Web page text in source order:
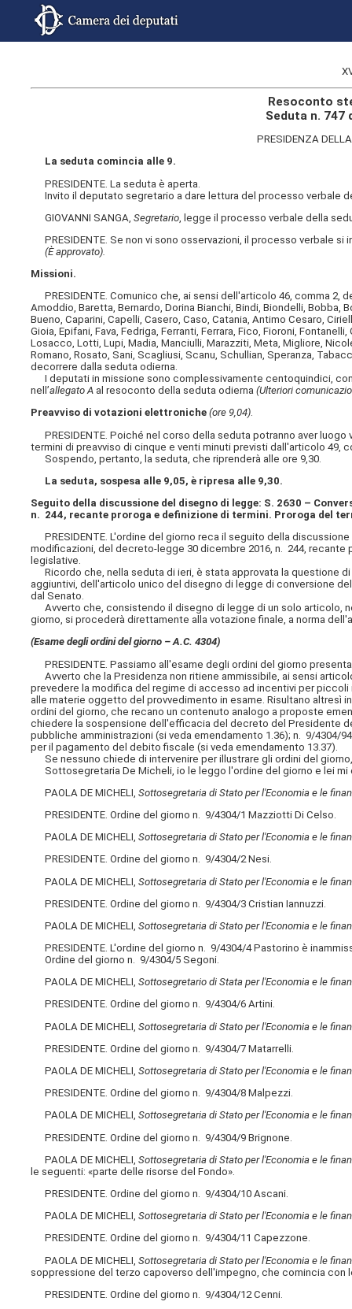
Resoconto
Seduta n. 747
PRESIDENZA
La seduta comincia alle 9.
PRESIDENTE. La seduta è aperta.
Invito il deputato segretario a dare lettura del processo verbale
GIOVANNI SANGA,Segretario , legge il processo verbale della
PRESIDENTE. Se non vi sono osservazioni, il processo verbale si
(È approvato).
Missioni.
PRESIDENTE. Comunico che, ai sensi dell'articolo 46, comma 2,
Amoddio, Baretta, Bernardo, Dorina Bianchi, Bindi, Biondelli,
Bueno, Caparini, Capelli, Casero, Caso, Catania, Antimo Cesaro,
Gioia, Epifani, Fava, Fedriga, Ferranti, Ferrara, Fico, Fioroni,
Losacco, Lotti, Lupi, Madia, Manciulli, Marazziti, Meta, Migliore,
Romano, Rosato, Sani, Scagliusi, Scanu, Schullian, Speranza,
decorrere dalla seduta odierna.
I deputati in missione sono complessivamente centoquindici,
nell’allegato A al resoconto della seduta odierna(Ulteriori
Preavviso di votazioni elettroniche(ore 9,04).
PRESIDENTE. Poiché nel corso della seduta potranno aver
termini di preavviso di cinque e venti minuti previsti dall'articolo 49,
Sospendo, pertanto, la seduta, che riprenderà alle ore 9,30.
La seduta, sospesa alle 9,05, è ripresa alle 9,30.
Seguito della discussione del disegno di legge: S. 2630 –
n. 244, recante proroga e definizione di termini. Proroga del
PRESIDENTE. L'ordine del giorno reca il seguito della
modificazioni, del decreto-legge 30 dicembre 2016, n. 244,
legislative.
Ricordo che, nella seduta di ieri, è stata approvata la questione
aggiuntivi, dell'articolo unico del disegno di legge di conversione
dal Senato.
Avverto che, consistendo il disegno di legge di un solo articolo,
giorno, si procederà direttamente alla votazione finale, a norma
(Esame degli ordini del giorno – A.C. 4304)
PRESIDENTE. Passiamo all'esame degli ordini del giorno
Avverto che la Presidenza non ritiene ammissibile, ai sensi
prevedere la modifica del regime di accesso ad incentivi per
alle materie oggetto del provvedimento in esame. Risultano altresì
ordini del giorno, che recano un contenuto analogo a proposte
chiedere la sospensione dell'efficacia del decreto del Presidente
pubbliche amministrazioni (si veda emendamento 1.36); n. 9/
per il pagamento del debito fiscale (si veda emendamento 13.37).
Se nessuno chiede di intervenire per illustrare gli ordini del
Sottosegretaria De Micheli, io le leggo l'ordine del giorno e lei mi
PAOLA DE MICHELI,Sottosegretaria di Stato per l'Economia e le
PRESIDENTE. Ordine del giorno n. 9/4304/1 Mazziotti Di Celso.
PAOLA DE MICHELI,Sottosegretaria di Stato per l'Economia e le
PRESIDENTE. Ordine del giorno n. 9/4304/2 Nesi.
PAOLA DE MICHELI,Sottosegretaria di Stato per l'Economia e le
PRESIDENTE. Ordine del giorno n. 9/4304/3 Cristian Iannuzzi.
PAOLA DE MICHELI,Sottosegretaria di Stato per l'Economia e le
PRESIDENTE. L'ordine del giorno n. 9/4304/4 Pastorino è
Ordine del giorno n. 9/4304/5 Segoni.
PAOLA DE MICHELI,Sottosegretario di Stata per l'Economia e le
PRESIDENTE. Ordine del giorno n. 9/4304/6 Artini.
PAOLA DE MICHELI,Sottosegretaria di Stato per l'Economia e le
PRESIDENTE. Ordine del giorno n. 9/4304/7 Matarrelli.
PAOLA DE MICHELI,Sottosegretaria di Stato per l'Economia e le
PRESIDENTE. Ordine del giorno n. 9/4304/8 Malpezzi.
PAOLA DE MICHELI,Sottosegretaria di Stato per l'Economia e le
PRESIDENTE. Ordine del giorno n. 9/4304/9 Brignone.
PAOLA DE MICHELI,Sottosegretaria di Stato per l'Economia e le
le seguenti: «parte delle risorse del Fondo».
PRESIDENTE. Ordine del giorno n. 9/4304/10 Ascani.
PAOLA DE MICHELI,Sottosegretaria di Stato per l'Economia e le
PRESIDENTE. Ordine del giorno n. 9/4304/11 Capezzone.
PAOLA DE MICHELI,Sottosegretaria di Stato per l'Economia e le
soppressione del terzo capoverso dell'impegno, che comincia con
PRESIDENTE. Ordine del giorno n. 9/4304/12 Cenni.